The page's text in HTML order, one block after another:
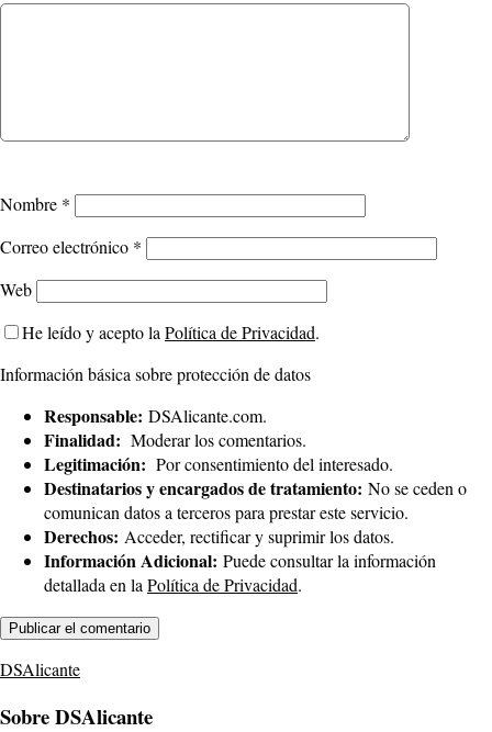
Nombre *
Correo electrónico *
Web
He leído y acepto la Política de Privacidad.
Información básica sobre protección de datos
Responsable: DSAlicante.com.
Finalidad: Moderar los comentarios.
Legitimación: Por consentimiento del interesado.
Destinatarios y encargados de tratamiento: No se ceden o
comunican datos a terceros para prestar este servicio.
Derechos: Acceder, rectificar y suprimir los datos.
Información Adicional: Puede consultar la información
detallada en la Política de Privacidad.
DSAlicante
Sobre DSAlicante